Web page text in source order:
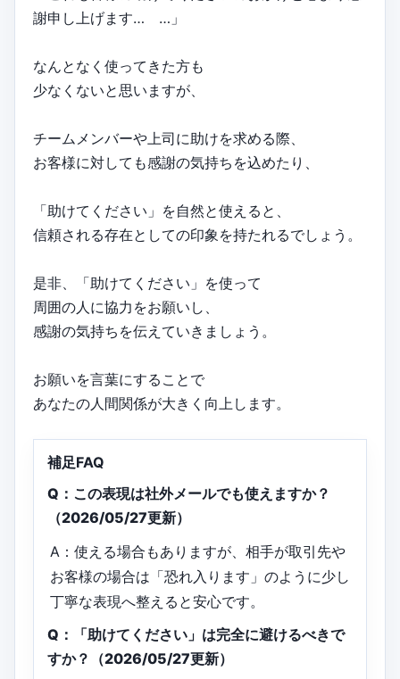
謝申し上げます… …」
なんとなく使ってきた方も
少なくないと思いますが、
チームメンバーや上司に助けを求める際、
お客様に対しても感謝の気持ちを込めたり、
「助けてください」を自然と使えると、
信頼される存在としての印象を持たれるでしょう。
是非、「助けてください」を使って
周囲の人に協力をお願いし、
感謝の気持ちを伝えていきましょう。
お願いを言葉にすることで
あなたの人間関係が大きく向上します。
補足FAQ
Q：この表現は社外メールでも使えますか？
（2026/05/27更新）
A：使える場合もありますが、相手が取引先や
お客様の場合は「恐れ入ります」のように少し
丁寧な表現へ整えると安心です。
Q：「助けてください」は完全に避けるべきで
すか？（2026/05/27更新）